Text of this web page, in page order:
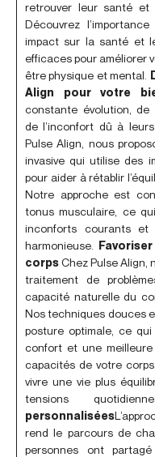
retrouver leur santé et
Découvrez
impact sur la santé et
efficaces pour améliorer
être physique et mental.
Align pour votre
constante évolution, de
de l’inconfort dû à
Pulse Align, nous
invasive qui utilise des
pour aider à rétablir
Notre approche est
tonus musculaire, ce
inconforts courants
harmonieuse.
corpsChez Pulse Align,
traitement de
capacité naturelle du
Nos techniques douces
posture optimale, ce
confort et une
capacités de votre
vivre une vie plus
tensions
personnalisées
rend le parcours de
personnes ont